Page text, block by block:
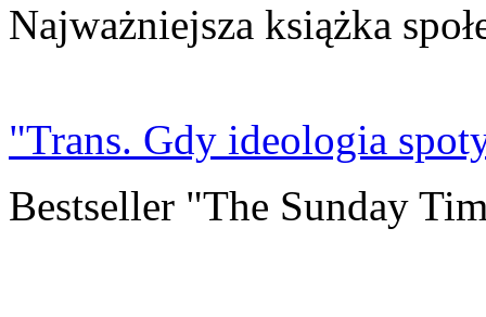
Najważniejsza książka
"Trans. Gdy ideologia
Bestseller "The Sunday